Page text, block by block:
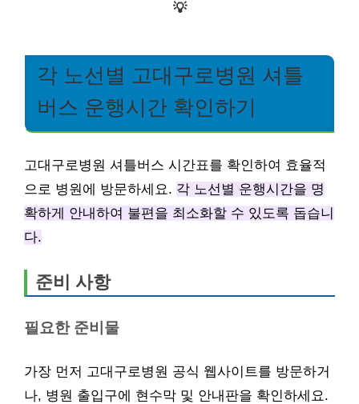
💡
각 노선별 고대구로병원 셔틀
버스 운행시간 확인하기
고대구로병원 셔틀버스 시간표를 확인하여 효율적
으로 병원에 방문하세요. 각 노선별 운행시간을 명
확하게 안내하여 불편을 최소화할 수 있도록 돕습니
다.
준비 사항
필요한 준비물
가장 먼저 고대구로병원 공식 웹사이트를 방문하거
나, 병원 출입구에 현수막 및 안내판을 확인하세요.